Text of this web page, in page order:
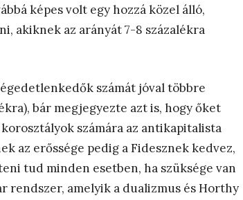
képes volt egy hozzá közel álló,
akiknek az arányát 7-8 százalékra
számát jóval többre
bár megjegyezte azt is, hogy őket
számára az antikapitalista
az erőssége pedig a Fidesznek kedvez,
tud minden esetben, ha szüksége van
rendszer, amelyik a dualizmus és Horthy